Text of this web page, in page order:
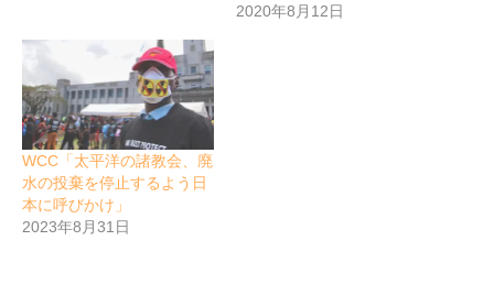
2020年8月12日
WCC「太平洋の諸教会、廃
水の投棄を停止するよう日
本に呼びかけ」
2023年8月31日